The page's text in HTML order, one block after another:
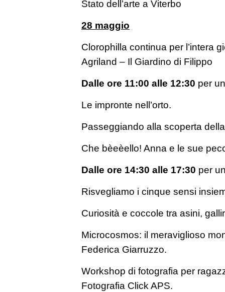
Stato dell’arte a Viterbo
28 maggio
Clorophilla continua per l’intera
Agriland – Il Giardino di Filippo
Dalle ore 11:00 alle 12:30 per
Le impronte nell’orto.
Passeggiando alla scoperta
Che bèeèello! Anna e le sue
Dalle ore 14:30 alle 17:30 per
Risvegliamo i cinque sensi
Curiosità e coccole tra asini,
Microcosmos: il meraviglioso
Federica Giarruzzo.
Workshop di fotografia per
Fotografia Click APS.